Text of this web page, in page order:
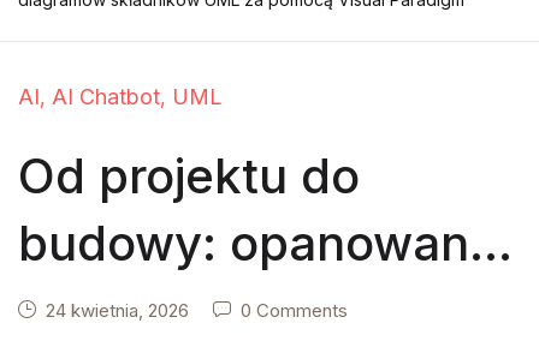
AI, AI Chatbot, UML
Od projektu do
budowy: opanowanie
diagramów
24 kwietnia, 2026 0 Comments